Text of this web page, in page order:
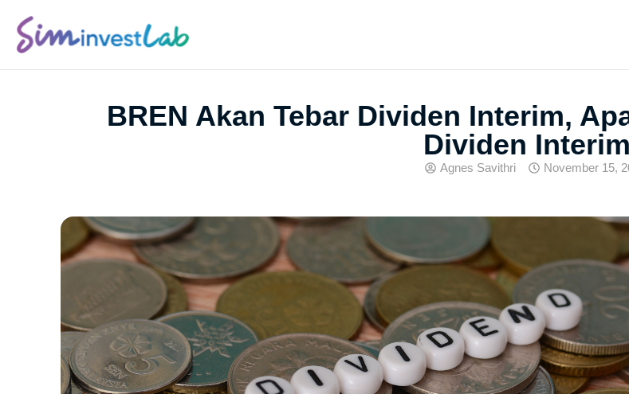
BREN Akan Tebar Dividen Interim,
Dividen
Agnes Savithri November 15,